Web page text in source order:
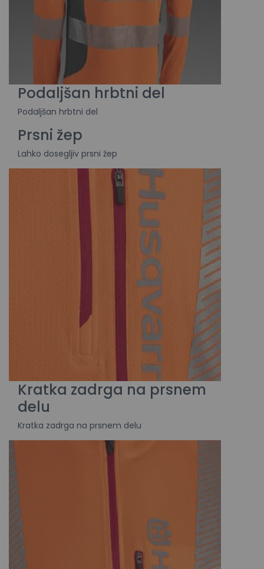
Podaljšan hrbtni del
Podaljšan hrbtni del
Prsni žep
Lahko dosegljiv prsni žep
Kratka zadrga na prsnem
delu
Kratka zadrga na prsnem delu